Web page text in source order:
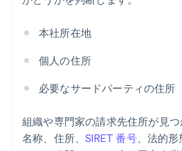
本社所在地
個人の住所
必要なサードパーティの住所
組織や専門家の請求先住所が見
名称、住所、SIRET 番号、法的形